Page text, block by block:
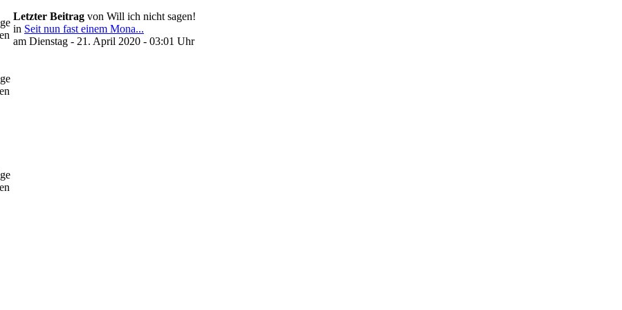
Letzter Beitrag von Will ich nicht sagen!
in Seit nun fast einem Mona...
am Dienstag - 21. April 2020 - 03:01 Uhr